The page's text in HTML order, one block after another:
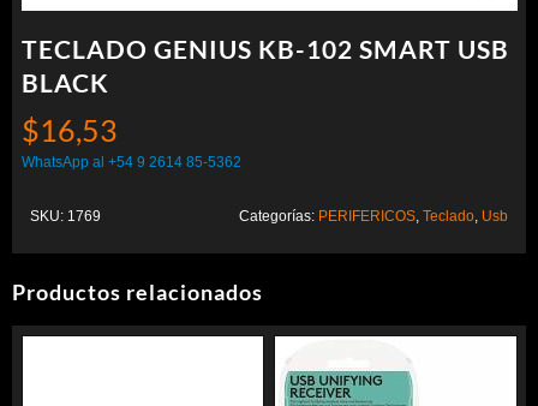
TECLADO GENIUS KB-102 SMART USB
BLACK
$16,53
WhatsApp al +54 9 2614 85-5362
SKU: 1769 Categorías: PERIFERICOS, Teclado, Usb
Productos relacionados